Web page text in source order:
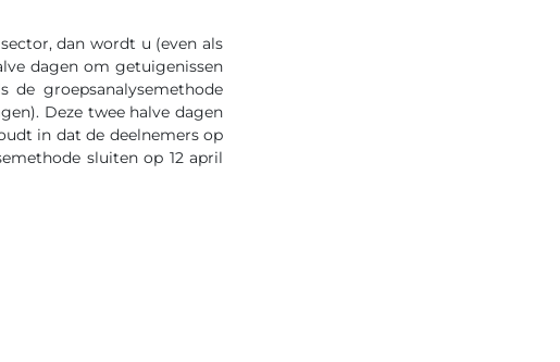
dan wordt u (even als
dagen om getuigenissen
de groepsanalysemethode
Deze twee halve dagen
in dat de deelnemers op
sluiten op 12 april